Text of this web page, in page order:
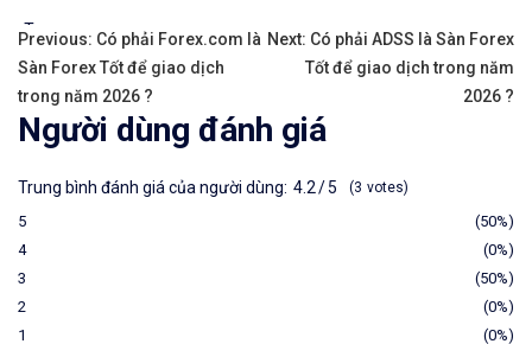
Tags:
Previous: Có phải Forex.com là
Sàn Forex Tốt để giao dịch
trong năm 2026 ?
Next: Có phải ADSS là Sàn Forex
Tốt để giao dịch trong năm
2026 ?
Người dùng đánh giá
Trung bình đánh giá của người dùng: 4.2 5 3 votes
5
50%
4
0%
3
50%
2
0%
1
0%